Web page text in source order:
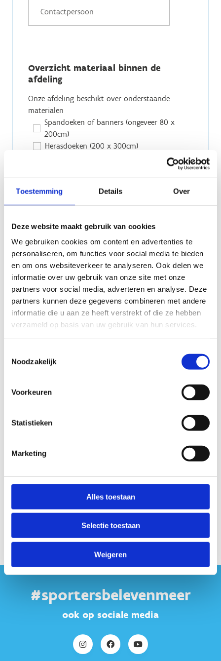
Toestemming Details Over
Deze website maakt gebruik van cookies
We gebruiken cookies om content en advertenties te
personaliseren, om functies voor social media te bieden
en om ons websiteverkeer te analyseren. Ook delen we
informatie over uw gebruik van onze site met onze
partners voor social media, adverteren en analyse. Deze
partners kunnen deze gegevens combineren met andere
informatie die u aan ze heeft verstrekt of die ze hebben
verzameld op basis van uw gebruik van hun services.
Noodzakelijk
Voorkeuren
Statistieken
Marketing
Alles toestaan
Selectie toestaan
Weigeren
Overzicht materiaal binnen de
afdeling
Onze afdeling beschikt over onderstaande
materialen
Spandoeken of banners (ongeveer 80 x
200cm)
Herasdoeken (200 x 300cm)
Achterwand voor beursstand
Tafel of toog voor beursstand
Folderhouder
Roll-ups
Zitkubussen
Luchtstructuren (aankomstboog, bidon,
...)
Pagodetenten
Andere
#sportersbelevenmeer
ook op sociale media